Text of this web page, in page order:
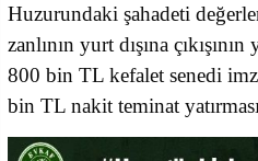
Huzurundaki şahadeti
zanlının yurt dışına
800 bin TL kefalet senedi
bin TL nakit teminat